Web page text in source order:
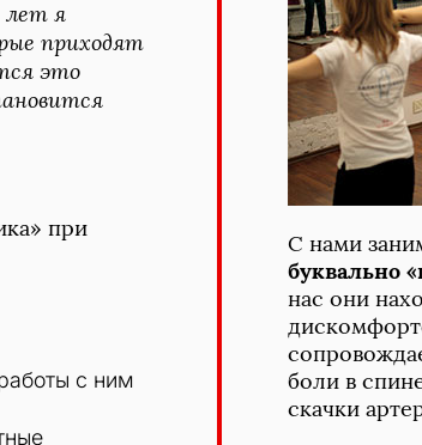
лет я
приходят
это
при
с ним
С нами
буквально
нас они
боли в
скачки